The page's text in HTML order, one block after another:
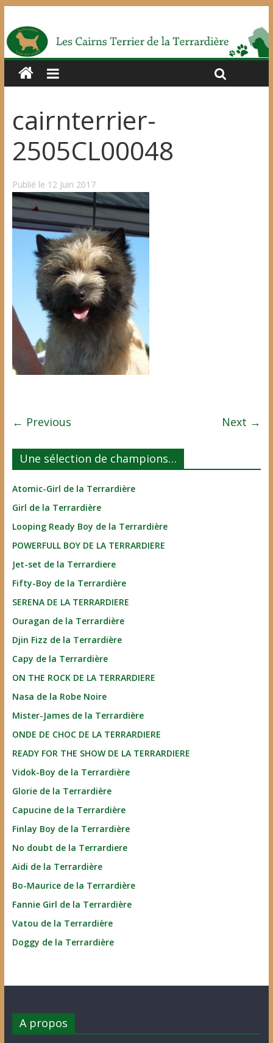
cairnterrier-
2505CL00048
Publié le 12 Juin 2017
← Previous Next →
Une sélection de champions…
Atomic-Girl de la Terrardière
Girl de la Terrardière
Looping Ready Boy de la Terrardière
POWERFULL BOY DE LA TERRARDIERE
Jet-set de la Terrardiere
Fifty-Boy de la Terrardière
SERENA DE LA TERRARDIERE
Ouragan de la Terrardière
Djin Fizz de la Terrardière
Capy de la Terrardière
ON THE ROCK DE LA TERRARDIERE
Nasa de la Robe Noire
Mister-James de la Terrardière
ONDE DE CHOC DE LA TERRARDIERE
READY FOR THE SHOW DE LA TERRARDIERE
Vidok-Boy de la Terrardière
Glorie de la Terrardière
Capucine de la Terrardière
Finlay Boy de la Terrardière
No doubt de la Terrardiere
Aidi de la Terrardière
Bo-Maurice de la Terrardière
Fannie Girl de la Terrardière
Vatou de la Terrardière
Doggy de la Terrardière
A propos